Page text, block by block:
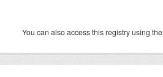
You can also access this registry using the